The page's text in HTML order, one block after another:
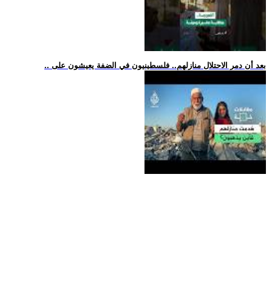
.. بعد أن دمر الاحتلال منازلهم.. فلسطينيون في الضفة يعيشون على